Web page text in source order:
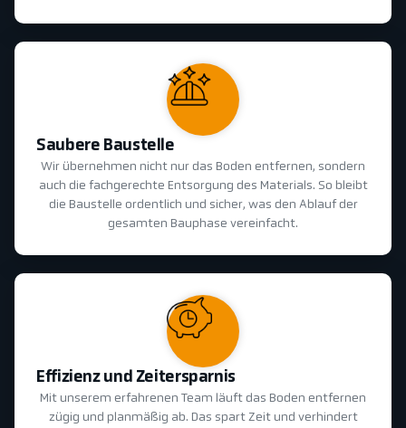
Saubere Baustelle
Wir übernehmen nicht nur das Boden entfernen, sondern
auch die fachgerechte Entsorgung des Materials. So bleibt
die Baustelle ordentlich und sicher, was den Ablauf der
gesamten Bauphase vereinfacht.
Effizienz und Zeitersparnis
Mit unserem erfahrenen Team läuft das Boden entfernen
zügig und planmäßig ab. Das spart Zeit und verhindert